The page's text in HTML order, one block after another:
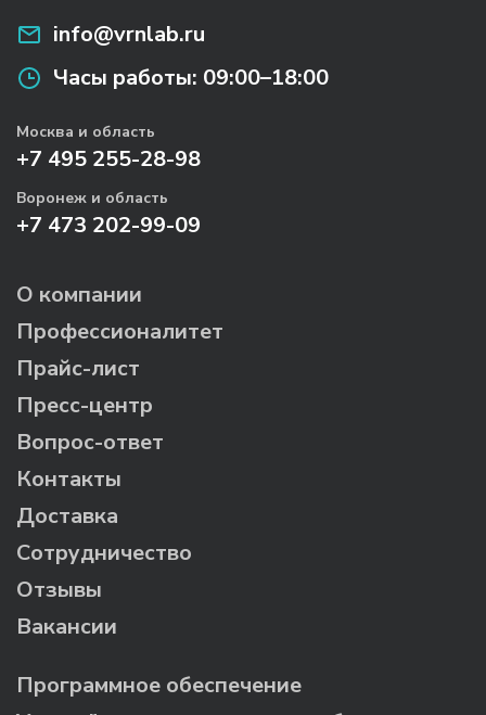
info@vrnlab.ru
Часы работы: 09:00–18:00
Москва и область
+7 495 255-28-98
Воронеж и область
+7 473 202-99-09
О компании
Профессионалитет
Прайс-лист
Пресс-центр
Вопрос-ответ
Контакты
Доставка
Сотрудничество
Отзывы
Вакансии
Программное обеспечение